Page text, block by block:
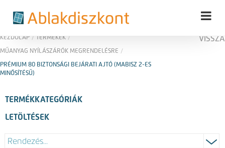
KEZDŐLAP / TERMÉKEK /
MŰANYAG NYÍLÁSZÁRÓK MEGRENDELÉSRE /
PRÉMIUM 80 BIZTONSÁGI BEJÁRATI AJTÓ (MABISZ 2-ES
MINŐSÍTÉSŰ)
VISSZA
TERMÉKKATEGÓRIÁK
LETÖLTÉSEK